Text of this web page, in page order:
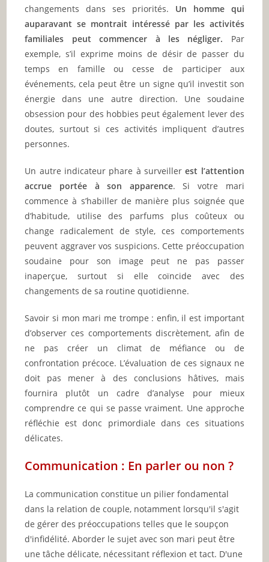
changements dans ses priorités. Un homme qui
auparavant se montrait intéressé par les activités
familiales peut commencer à les négliger. Par
exemple, s’il exprime moins de désir de passer du
temps en famille ou cesse de participer aux
événements, cela peut être un signe qu’il investit son
énergie dans une autre direction. Une soudaine
obsession pour des hobbies peut également lever des
doutes, surtout si ces activités impliquent d’autres
personnes.
Un autre indicateur phare à surveillerest l’attention
accrue portée à son apparence. Si votre mari
commence à s’habiller de manière plus soignée que
d’habitude, utilise des parfums plus coûteux ou
change radicalement de style, ces comportements
peuvent aggraver vos suspicions. Cette préoccupation
soudaine pour son image peut ne pas passer
inaperçue, surtout si elle coïncide avec des
changements de sa routine quotidienne.
Savoir si mon mari me trompe : enfin, il est important
d’observer ces comportements discrètement, afin de
ne pas créer un climat de méfiance ou de
confrontation précoce. L’évaluation de ces signaux ne
doit pas mener à des conclusions hâtives, mais
fournira plutôt un cadre d’analyse pour mieux
comprendre ce qui se passe vraiment. Une approche
réfléchie est donc primordiale dans ces situations
délicates.
Communication : En parler ou non ?
La communication constitue un pilier fondamental
dans la relation de couple, notamment lorsqu'il s'agit
de gérer des préoccupations telles que le soupçon
d'infidélité. Aborder le sujet avec son mari peut être
une tâche délicate, nécessitant réflexion et tact. D'une